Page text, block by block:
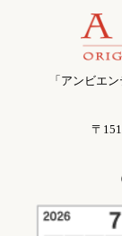
「アンビエ
〒